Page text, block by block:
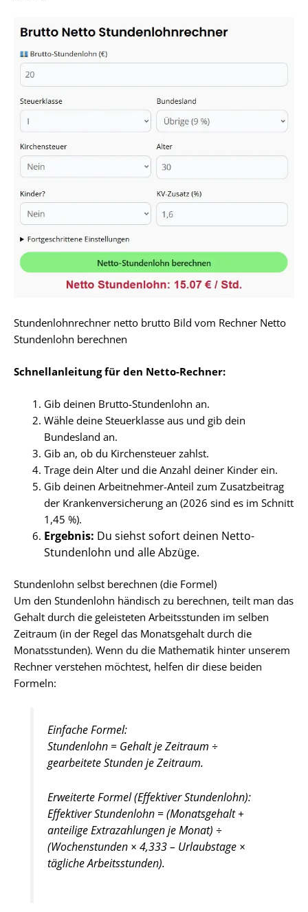
Stundenlohnrechner netto brutto Bild vom Rechner Netto
Stundenlohn berechnen
Schnellanleitung für den Netto-Rechner:
Gib deinen Brutto-Stundenlohn an.
Wähle deine Steuerklasse aus und gib dein
Bundesland an.
Gib an, ob du Kirchensteuer zahlst.
Trage dein Alter und die Anzahl deiner Kinder ein.
Gib deinen Arbeitnehmer-Anteil zum Zusatzbeitrag
der Krankenversicherung an (2026 sind es im Schnitt
1,45 %).
Ergebnis: Du siehst sofort deinen Netto-
Stundenlohn und alle Abzüge.
Stundenlohn selbst berechnen (die Formel)
Um den Stundenlohn händisch zu berechnen, teilt man das
Gehalt durch die geleisteten Arbeitsstunden im selben
Zeitraum (in der Regel das Monatsgehalt durch die
Monatsstunden). Wenn du die Mathematik hinter unserem
Rechner verstehen möchtest, helfen dir diese beiden
Formeln:
Einfache Formel:
Stundenlohn = Gehalt je Zeitraum ÷
gearbeitete Stunden je Zeitraum.
Erweiterte Formel (Effektiver Stundenlohn):
Effektiver Stundenlohn = (Monatsgehalt +
anteilige Extrazahlungen je Monat) ÷
(Wochenstunden × 4,333 – Urlaubstage ×
tägliche Arbeitsstunden).